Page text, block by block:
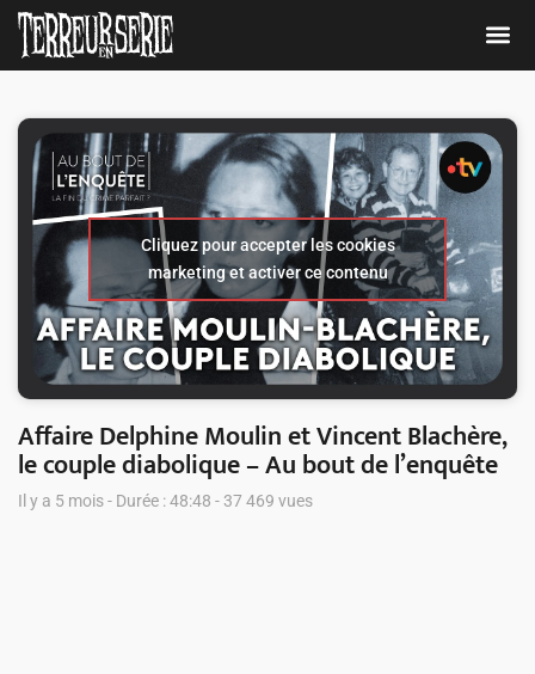
Cliquez pour accepter les cookies
marketing et activer ce contenu
Affaire Delphine Moulin et Vincent Blachère,
le couple diabolique – Au bout de l’enquête
Il y a 5 mois - Durée : 48:48 - 37 469 vues